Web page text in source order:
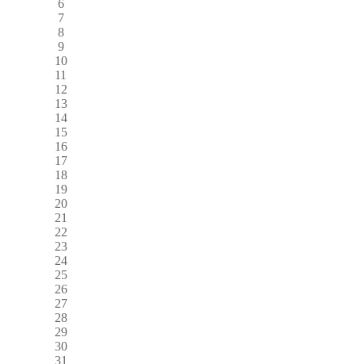
6
7
8
9
10
11
12
13
14
15
16
17
18
19
20
21
22
23
24
25
26
27
28
29
30
31